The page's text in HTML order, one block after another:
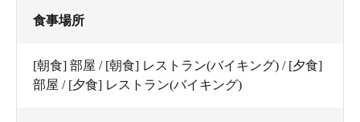
食事場所
[朝食] 部屋 / [朝食] レストラン(バイキング) / [夕食]
部屋 / [夕食] レストラン(バイキング)